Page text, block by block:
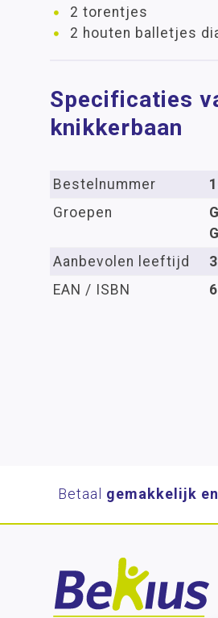
2 torentjes
2 houten balletjes
Specificaties
knikkerbaan
Bestelnummer
Groepen
Aanbevolen leeftijd
EAN / ISBN
Betaal gemakkelijk